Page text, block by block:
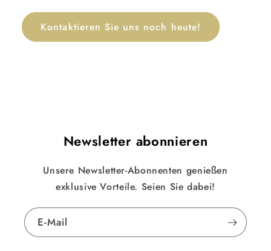
Kontaktieren Sie uns noch heute!
Newsletter abonnieren
Unsere Newsletter-Abonnenten genießen
exklusive Vorteile. Seien Sie dabei!
E-Mail